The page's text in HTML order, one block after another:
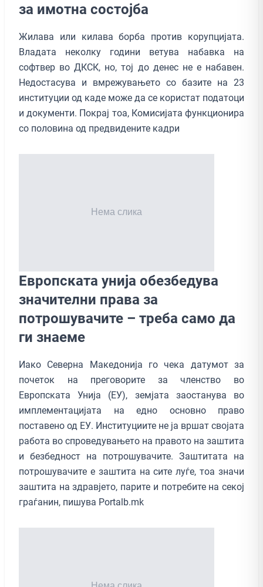
за имотна состојба
Жилава или килава борба против корупцијата.
Владата неколку години ветува набавка на
софтвер во ДКСК, но, тој до денес не е набавен.
Недостасува и вмрежувањето со базите на 23
институции од каде може да се користат податоци
и документи. Покрај тоа, Комисијата функционира
со половина од предвидените кадри
Европската унија обезбедува
значителни права за
потрошувачите – треба само да
ги знаеме
Иако Северна Македонија го чека датумот за
почеток на преговорите за членство во
Европската Унија (ЕУ), земјата заостанува во
имплементацијата на едно основно право
поставено од ЕУ. Институциите не ја вршат својата
работа во спроведувањето на правото на заштита
и безбедност на потрошувачите. Заштитата на
потрошувачите е заштита на сите луѓе, тоа значи
заштита на здравјето, парите и потребите на секој
граѓанин, пишува Portalb.mk